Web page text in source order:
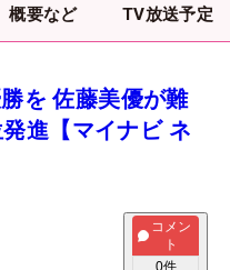
概要など TV放送予定
を 佐藤美優が難
進【マイナビ ネ
コメン
ト